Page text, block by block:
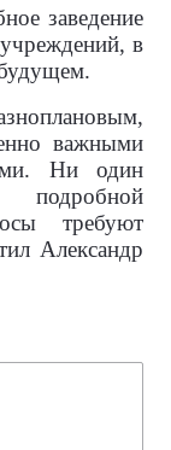
заведение
в
важными
Ни один
подробной
требуют
Александр